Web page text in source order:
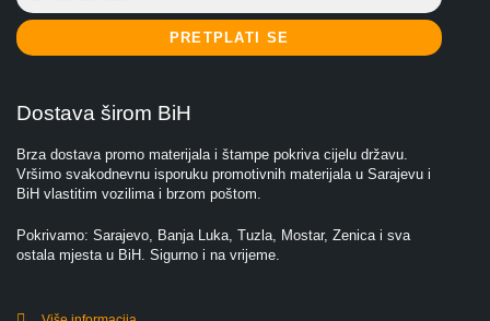
PRETPLATI SE
Dostava širom BiH
Brza dostava promo materijala i štampe pokriva cijelu državu.
Vršimo svakodnevnu isporuku promotivnih materijala u Sarajevu i
BiH vlastitim vozilima i brzom poštom.
Pokrivamo: Sarajevo, Banja Luka, Tuzla, Mostar, Zenica i sva
ostala mjesta u BiH. Sigurno i na vrijeme.